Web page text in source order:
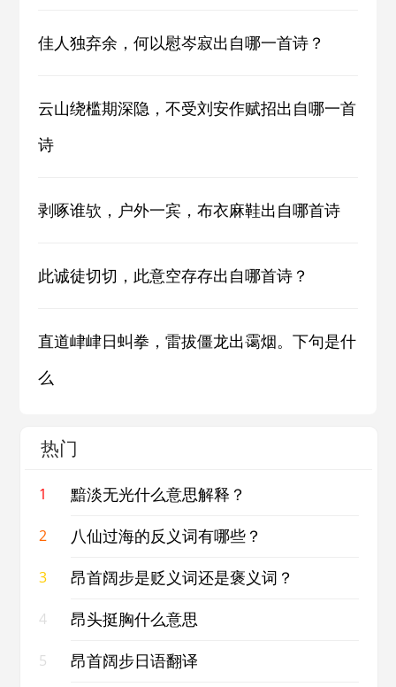
佳人独弃余，何以慰岑寂出自哪一首诗？
云山绕槛期深隐，不受刘安作赋招出自哪一首
诗
剥啄谁欤，户外一宾，布衣麻鞋出自哪首诗
此诚徒切切，此意空存存出自哪首诗？
直道峍峍日虯拳，雷拔僵龙出霭烟。下句是什
么
热门
1 黯淡无光什么意思解释？
2 八仙过海的反义词有哪些？
3 昂首阔步是贬义词还是褒义词？
4 昂头挺胸什么意思
5 昂首阔步日语翻译